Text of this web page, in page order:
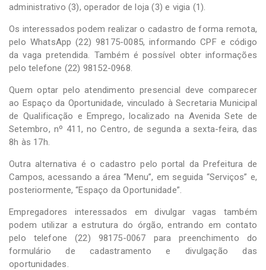
administrativo (3), operador de loja (3) e vigia (1).
Os interessados podem realizar o cadastro de forma remota,
pelo WhatsApp (22) 98175-0085, informando CPF e código
da vaga pretendida. Também é possível obter informações
pelo telefone (22) 98152-0968.
Quem optar pelo atendimento presencial deve comparecer
ao Espaço da Oportunidade, vinculado à Secretaria Municipal
de Qualificação e Emprego, localizado na Avenida Sete de
Setembro, nº 411, no Centro, de segunda a sexta-feira, das
8h às 17h.
Outra alternativa é o cadastro pelo portal da Prefeitura de
Campos, acessando a área “Menu”, em seguida “Serviços” e,
posteriormente, “Espaço da Oportunidade”.
Empregadores interessados em divulgar vagas também
podem utilizar a estrutura do órgão, entrando em contato
pelo telefone (22) 98175-0067 para preenchimento do
formulário de cadastramento e divulgação das
oportunidades.